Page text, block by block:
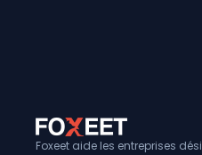
Foxeet aide les entreprises